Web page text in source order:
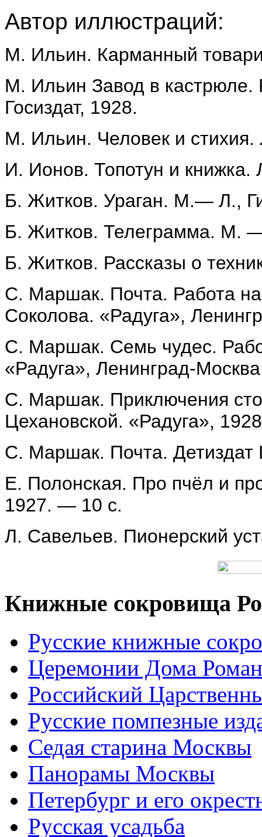
Автор иллюстраций:
М. Ильин. Карманный
М. Ильин Завод в кастрюле.
Госиздат, 1928.
М. Ильин. Человек и стихия.
И. Ионов. Топотун и книжка.
Б. Житков. Ураган. М.— Л.,
Б. Житков. Телеграмма. М.
Б. Житков. Рассказы о
С. Маршак. Почта. Работа
Соколова. «Радуга»,
С. Маршак. Семь чудес.
«Радуга», Ленинград-
С. Маршак. Приключения
Цехановской. «Радуга»,
С. Маршак. Почта.
Е. Полонская. Про пчёл и
1927. — 10 с.
Л. Савельев. Пионерский
Книжные сокровища
Русские книжные
Церемонии Дома
Российский
Русские помпезные
Седая старина Москвы
Панорамы Москвы
Петербург и его
Русская усадьба